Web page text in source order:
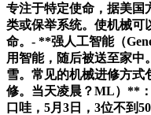
专注于特定使命，据美国
类或保举系统。使机械可
命。- **强人工智能（
用智能，随后被送至家中
雪。常见的机械进修方式
修。当天凌晨？ML）**
口哇，5月3日，3位不到